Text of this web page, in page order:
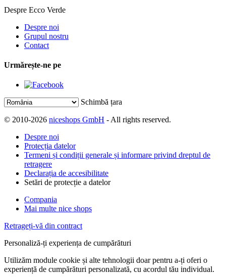
Despre Ecco Verde
Despre noi
Grupul nostru
Contact
Urmărește-ne pe
Schimbă țara
© 2010-2026 niceshops GmbH - All rights reserved.
Despre noi
Protecția datelor
Termeni și condiții generale și informare privind dreptul de
retragere
Declarația de accesibilitate
Setări de protecție a datelor
Compania
Mai multe nice shops
Retrageți-vă din contract
Personaliză-ți experiența de cumpărături
Utilizăm module cookie și alte tehnologii doar pentru a-ți oferi o
experiență de cumpărături personalizată, cu acordul tău individual.